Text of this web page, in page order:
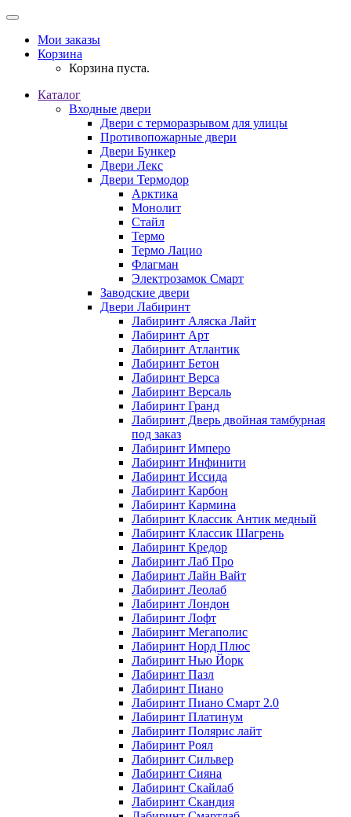
Мои заказы
Корзина
Корзина пуста.
Каталог
Входные двери
Двери с терморазрывом для улицы
Противопожарные двери
Двери Бункер
Двери Лекс
Двери Термодор
Арктика
Монолит
Стайл
Термо
Термо Лацио
Флагман
Электрозамок Смарт
Заводские двери
Двери Лабиринт
Лабиринт Аляска Лайт
Лабиринт Арт
Лабиринт Атлантик
Лабиринт Бетон
Лабиринт Верса
Лабиринт Версаль
Лабиринт Гранд
Лабиринт Дверь двойная тамбурная
под заказ
Лабиринт Имперо
Лабиринт Инфинити
Лабиринт Иссида
Лабиринт Карбон
Лабиринт Кармина
Лабиринт Классик Антик медный
Лабиринт Классик Шагрень
Лабиринт Кредор
Лабиринт Лаб Про
Лабиринт Лайн Вайт
Лабиринт Леолаб
Лабиринт Лондон
Лабиринт Лофт
Лабиринт Мегаполис
Лабиринт Норд Плюс
Лабиринт Нью Йорк
Лабиринт Пазл
Лабиринт Пиано
Лабиринт Пиано Смарт 2.0
Лабиринт Платинум
Лабиринт Полярис лайт
Лабиринт Роял
Лабиринт Сильвер
Лабиринт Сияна
Лабиринт Скайлаб
Лабиринт Скандия